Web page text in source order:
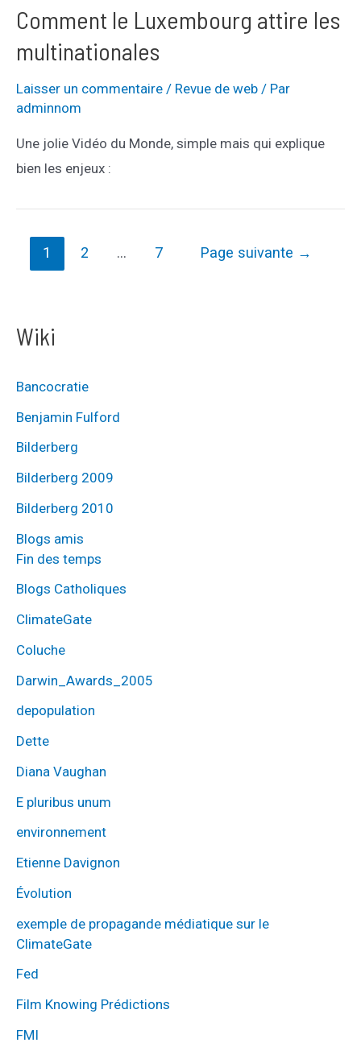
Wiki
Bancocratie
Benjamin Fulford
Bilderberg
Bilderberg 2009
Bilderberg 2010
Blogs amis
Fin des temps
Blogs Catholiques
ClimateGate
Coluche
Darwin_Awards_2005
depopulation
Dette
Diana Vaughan
E pluribus unum
environnement
Etienne Davignon
Évolution
exemple de propagande médiatique sur le
ClimateGate
Fed
Film Knowing Prédictions
FMI
pétrole,
Russie
et
baisse
des
Comment le Luxembourg attire les
multinationales
Laisser un commentaire / Revue de web / Par
adminnom
Une jolie Vidéo du Monde, simple mais qui explique
bien les enjeux :
Pagination
des
1 2 … 7 Page suivante →